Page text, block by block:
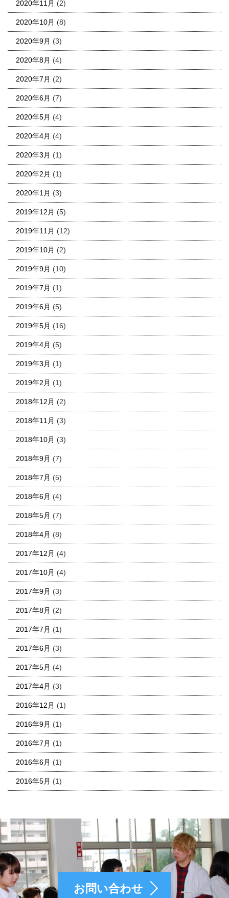
2020年11月 (2)
2020年10月 (8)
2020年9月 (3)
2020年8月 (4)
2020年7月 (2)
2020年6月 (7)
2020年5月 (4)
2020年4月 (4)
2020年3月 (1)
2020年2月 (1)
2020年1月 (3)
2019年12月 (5)
2019年11月 (12)
2019年10月 (2)
2019年9月 (10)
2019年7月 (1)
2019年6月 (5)
2019年5月 (16)
2019年4月 (5)
2019年3月 (1)
2019年2月 (1)
2018年12月 (2)
2018年11月 (3)
2018年10月 (3)
2018年9月 (7)
2018年7月 (5)
2018年6月 (4)
2018年5月 (7)
2018年4月 (8)
2017年12月 (4)
2017年10月 (4)
2017年9月 (3)
2017年8月 (2)
2017年7月 (1)
2017年6月 (3)
2017年5月 (4)
2017年4月 (3)
2016年12月 (1)
2016年9月 (1)
2016年7月 (1)
2016年6月 (1)
2016年5月 (1)
お問い合わせ